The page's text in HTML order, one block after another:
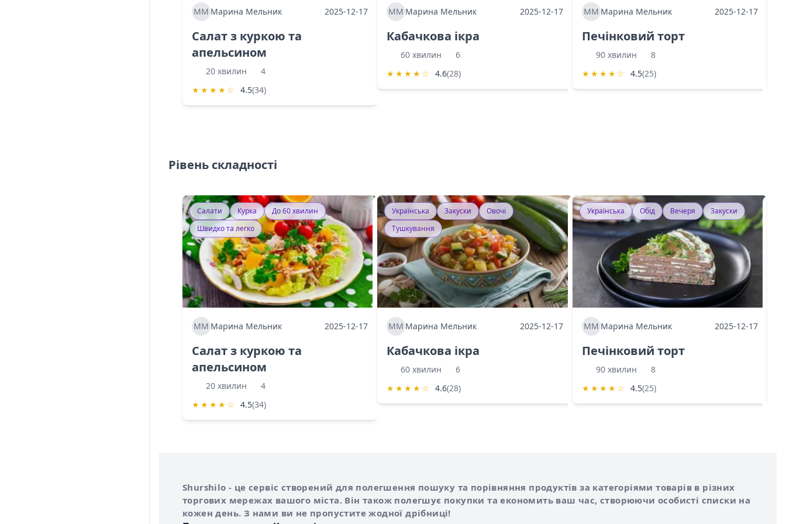
ММ Марина Мельник 2025-12-17
Салат з куркою та
апельсином
20 хвилин
4
★ ★ ★ ★ ☆ 4.5(34)
ММ Марина Мельник 2025-12-17
Кабачкова ікра
60 хвилин
6
★ ★ ★ ★ ☆ 4.6(28)
МММарина Мельник 2025-12-17
Печінковий торт
90 хвилин
8
★ ★ ★ ★ ☆ 4.5(25)
Рівень складності
Салати Курка
До 60 хвилин
Швидко та легко
ММ Марина Мельник 2025-12-17
Салат з куркою та
апельсином
20 хвилин
4
★ ★ ★ ★ ☆ 4.5(34)
Українська Закуски
Овочі
Тушкування
ММ Марина Мельник 2025-12-17
Кабачкова ікра
60 хвилин
6
★ ★ ★ ★ ☆ 4.6(28)
Українська Обід Вечеря Закуски
МММарина Мельник 2025-12-17
Печінковий торт
90 хвилин
8
★ ★ ★ ★ ☆ 4.5(25)
Про сервіс Shurshilo
Shurshilo - це сервіс створений для полегшення пошуку та порівняння продуктів за категоріями товарів в різних
торгових мережах вашого міста. Він також полегшує покупки та економить ваш час, створюючи особисті списки на
кожен день. З нами ви не пропустите жодної дрібниці!